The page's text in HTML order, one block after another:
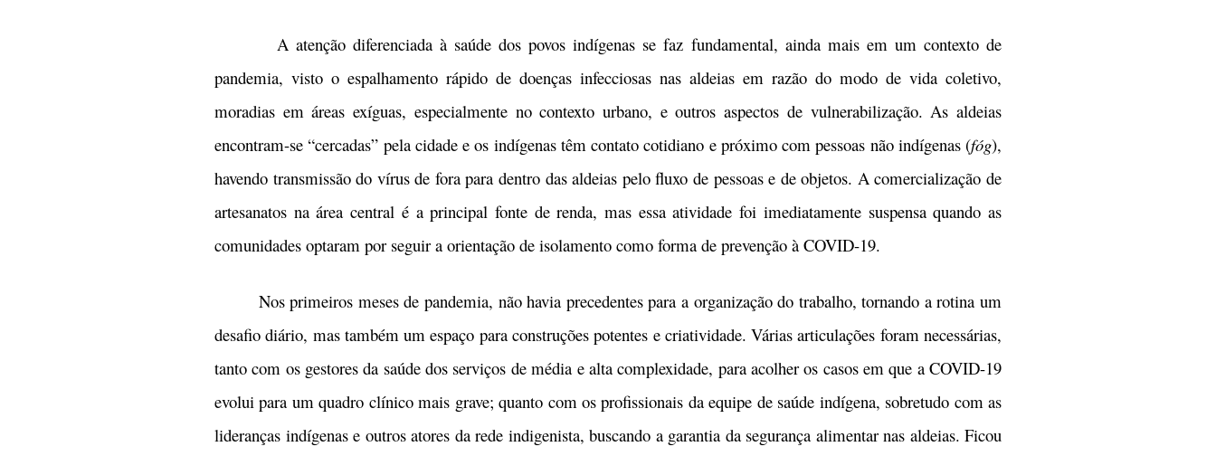
A atenção diferenciada à saúde dos povos indígenas se faz fundamental, ainda mais em um contexto de
pandemia, visto o espalhamento rápido de doenças infecciosas nas aldeias em razão do modo de vida coletivo,
moradias em áreas exíguas, especialmente no contexto urbano, e outros aspectos de vulnerabilização. As aldeias
encontram-se “cercadas” pela cidade e os indígenas têm contato cotidiano e próximo com pessoas não indígenas (fóg),
havendo transmissão do vírus de fora para dentro das aldeias pelo fluxo de pessoas e de objetos. A comercialização de
artesanatos na área central é a principal fonte de renda, mas essa atividade foi imediatamente suspensa quando as
comunidades optaram por seguir a orientação de isolamento como forma de prevenção à COVID-19.
Nos primeiros meses de pandemia, não havia precedentes para a organização do trabalho, tornando a rotina um
desafio diário, mas também um espaço para construções potentes e criatividade. Várias articulações foram necessárias,
tanto com os gestores da saúde dos serviços de média e alta complexidade, para acolher os casos em que a COVID-19
evolui para um quadro clínico mais grave; quanto com os profissionais da equipe de saúde indígena, sobretudo com as
lideranças indígenas e outros atores da rede indigenista, buscando a garantia da segurança alimentar nas aldeias. Ficou